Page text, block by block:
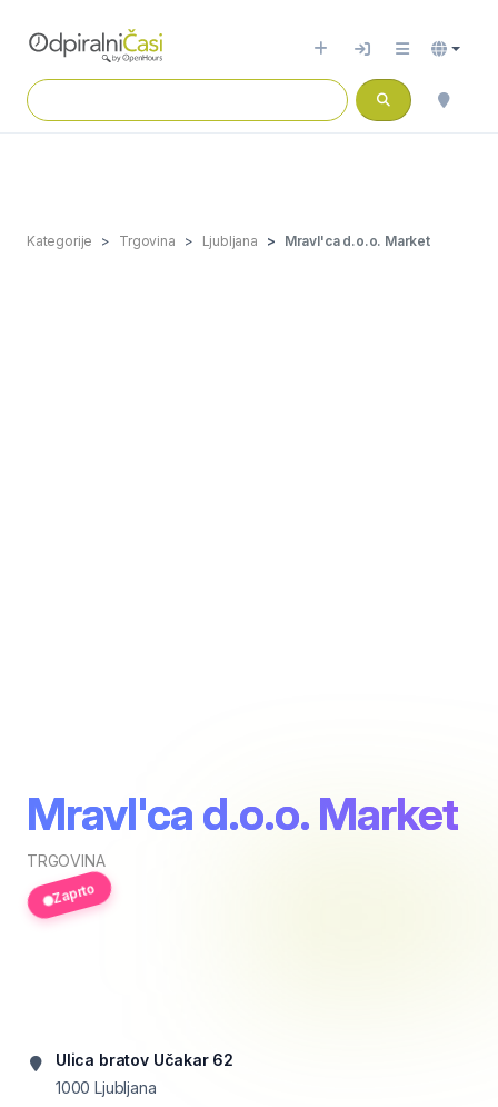
Kategorije Trgovina Ljubljana Mravl'ca d.o.o. Market
Mravl'ca d.o.o. Market
TRGOVINA
Zaprto
Ulica bratov Učakar 62
1000 Ljubljana